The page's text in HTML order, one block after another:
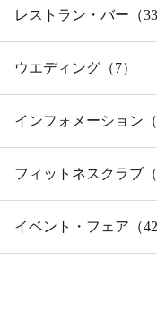
レストラン・バー（
ウエディング（7）
インフォメーション（
フィットネスクラブ（
イベント・フェア（42